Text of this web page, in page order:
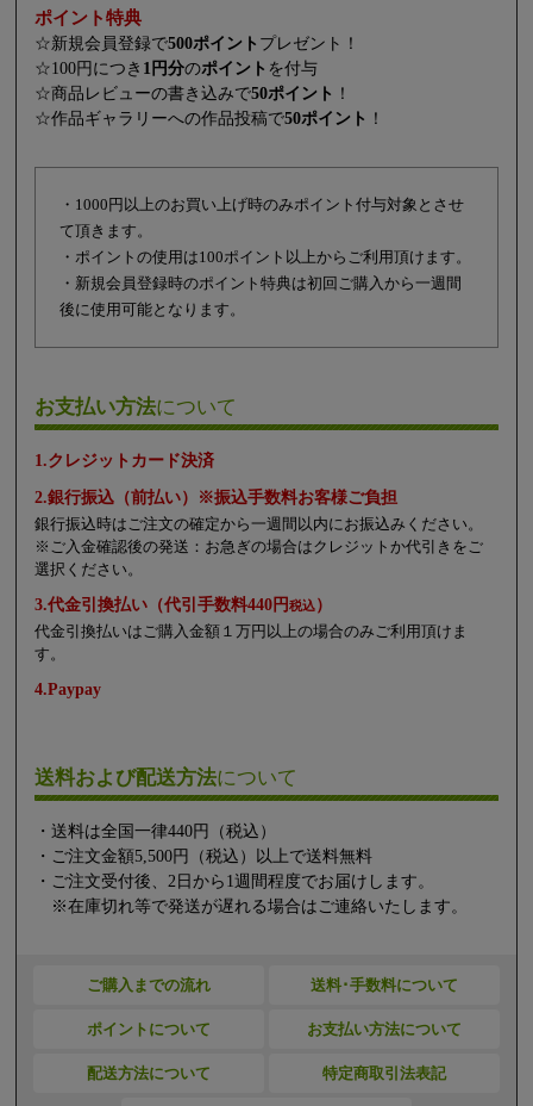
ポイント特典
☆新規会員登録で500ポイント プレゼント！
☆100円につき 1円分のポイント を付与
☆商品レビューの書き込みで50ポイント ！
☆作品ギャラリーへの作品投稿で50ポイント ！
・1000円以上のお買い上げ時のみポイント付与対象とさせ
て頂きます。
・ポイントの使用は100ポイント以上からご利用頂けます。
・新規会員登録時のポイント特典は初回ご購入から一週間
後に使用可能となります。
お支払い方法について
1.クレジットカード決済
2.銀行振込（前払い）※振込手数料お客様ご負担
銀行振込時はご注文の確定から一週間以内にお振込みください。
※ご入金確認後の発送：お急ぎの場合はクレジットか代引きをご
選択ください。
3.代金引換払い（代引手数料440円税込）
代金引換払いはご購入金額１万円以上の場合のみご利用頂けま
す。
4.Paypay
送料および配送方法について
・送料は全国一律440円（税込）
・ご注文金額5,500円（税込）以上で送料無料
・ご注文受付後、2日から1週間程度でお届けします。
※在庫切れ等で発送が遅れる場合はご連絡いたします。
ご購入までの流れ 送料･手数料について
ポイントについて お支払い方法について
配送方法について 特定商取引法表記